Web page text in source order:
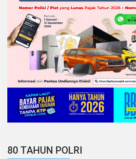
80 TAHUN POLRI